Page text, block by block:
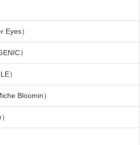
Eyes）
）
）
Bloomin）